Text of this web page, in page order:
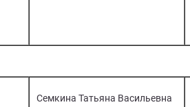
Семкина Татьяна Васильевна